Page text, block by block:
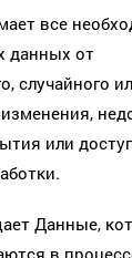
все
данных от
случайного
или
Данные,